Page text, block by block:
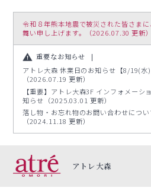
令和８年熊本地震で被災された皆さまに
舞い申し上げます。（2026.07.30 更新）
重要なお知らせ
アトレ大森 休業日のお知らせ【8/19(水)
（2026.07.19 更新）
【重要】アトレ大森3F インフォメーシ
知らせ（2025.03.01 更新）
落し物・お忘れ物のお問い合わせについ
（2024.11.18 更新）
アトレ大森